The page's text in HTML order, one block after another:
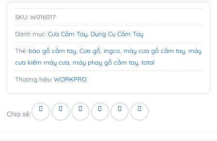
SKU: W016017
Danh mục: Cưa Cầm Tay Dụng Cụ Cầm Tay
Thẻ: bào gỗ cầm tay Cưa gỗ ingco máy cưa gỗ cầm tay máy
cưa kiếm máy cưa máy phay gỗ cầm tay total
Thương hiệu: WORKPRO
Chia sẻ: